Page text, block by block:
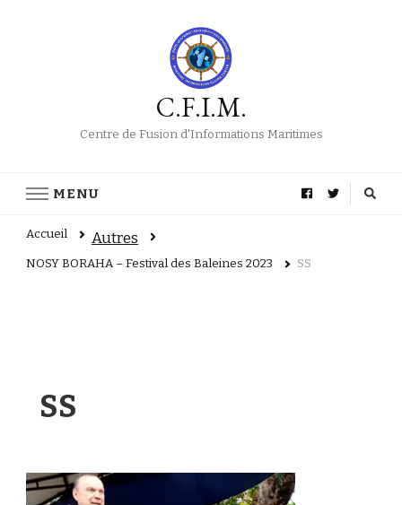
C.F.I.M.
Centre de Fusion d'Informations Maritimes
MENU
Accueil Autres
NOSY BORAHA – Festival des Baleines 2023 SS
SS